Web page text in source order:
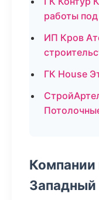
работы
ИП Кров
ГК House
Компании
Западный